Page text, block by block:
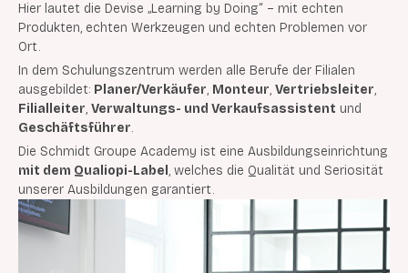
Hier lautet die Devise „Learning by Doing“ – mit echten
Produkten, echten Werkzeugen und echten Problemen vor
Ort.
In dem Schulungszentrum werden alle Berufe der Filialen
ausgebildet: Planer/Verkäufer, Monteur, Vertriebsleiter,
Filialleiter, Verwaltungs- und Verkaufsassistent und
Geschäftsführer.
Die Schmidt Groupe Academy ist eine Ausbildungseinrichtung
mit dem Qualiopi-Label, welches die Qualität und Seriosität
unserer Ausbildungen garantiert.